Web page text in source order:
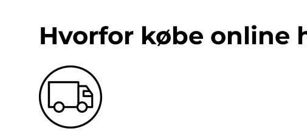
Hvorfor købe online